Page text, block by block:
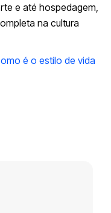
e até hospedagem,
na cultura
é o estilo de vida